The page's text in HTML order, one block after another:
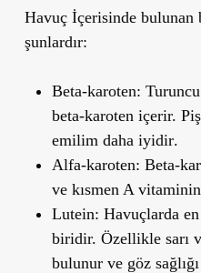
Havuç İçerisinde bulunan
şunlardır:
Beta-karoten:
beta-karoten içerir.
emilim daha iyidir.
Alfa-karoten: Beta-
ve kısmen A
Lutein: Havuçlarda
biridir. Özellikle sarı
bulunur ve göz sağlığı